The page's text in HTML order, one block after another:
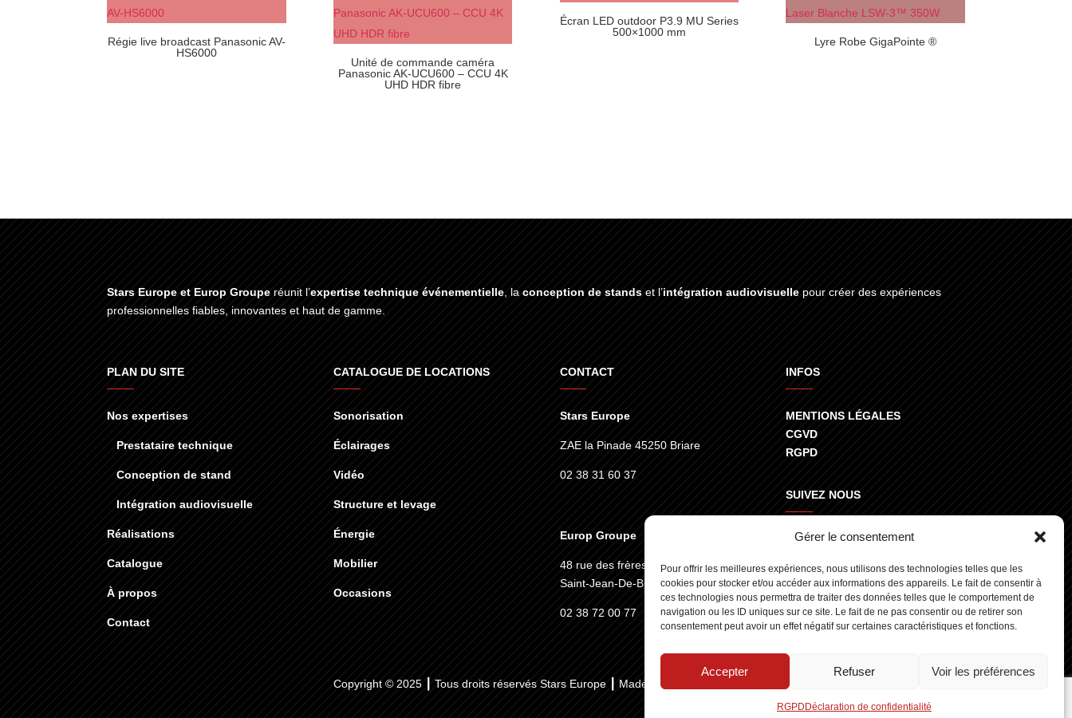
Gérer le consentement
Pour offrir les meilleures expériences, nous utilisons des technologies telles que les
cookies pour stocker et/ou accéder aux informations des appareils. Le fait de consentir à
ces technologies nous permettra de traiter des données telles que le comportement de
navigation ou les ID uniques sur ce site. Le fait de ne pas consentir ou de retirer son
consentement peut avoir un effet négatif sur certaines caractéristiques et fonctions.
Accepter Refuser Voir les préférences
RGPD Déclaration de confidentialité
Régie live broadcast Panasonic AV-
HS6000
Unité de commande caméra
Panasonic AK-UCU600 – CCU 4K
UHD HDR fibre
Écran LED outdoor P3.9 MU Series
500×1000 mm
Lyre Robe GigaPointe ®
Stars Europe et Europ Groupe réunit l’expertise technique événementielle , laconception de stands et l’intégration audiovisuelle pour créer des expériences
professionnelles fiables, innovantes et haut de gamme.
PLAN DU SITE
Nos expertises
Prestataire technique
Conception de stand
Intégration audiovisuelle
Réalisations
Catalogue
À propos
Contact
CATALOGUE DE LOCATIONS
Sonorisation
Éclairages
Vidéo
Structure et levage
Énergie
Mobilier
Occasions
CONTACT
Stars Europe
ZAE la Pinade 45250 Briare
02 38 31 60 37
Europ Groupe
48 rue des frères lumières45800
Saint-Jean-De-Braye
02 38 72 00 77
INFOS
MENTIONS LÉGALES
CGVD
RGPD
SUIVEZ NOUS
Copyright © 2025 ┃ Tous droits réservés Stars Europe┃ Made by :